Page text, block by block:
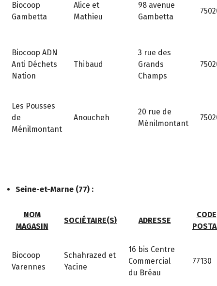
Biocoop
Gambetta
Alice et
Mathieu
98 avenue
Gambetta
Biocoop ADN
Anti Déchets
Nation
Thibaud
3 rue des
Grands
Champs
Les Pousses
de
Ménilmontant
Anoucheh
20 rue de
Ménilmontant
Seine-et-Marne (77) :
NOM
MAGASIN
SOCIÉTAIRE(S) ADRESSE
CODE
Biocoop
Varennes
Schahrazed et
Yacine
16 bis Centre
Commercial
du Bréau
77130